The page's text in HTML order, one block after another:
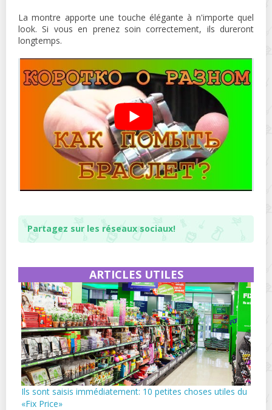
La montre apporte une touche élégante à n'importe quel
look. Si vous en prenez soin correctement, ils dureront
longtemps.
Partagez sur les réseaux sociaux!
ARTICLES UTILES
Ils sont saisis immédiatement: 10 petites choses utiles du
«Fix Price»